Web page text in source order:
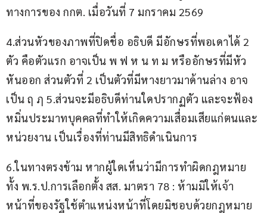
ทางการของ กกต. เมื่อวันที่ 7 มกราคม 2569
4.ส่วนหัวของภาพที่ปิดชื่อ อธิบดี มีอักษรที่พอเดาได้ 2
ตัว คือตัวแรก อาจเป็น พ ฟ ห น ท ม หรืออักษรที่มีหัว
หันออก ส่วนตัวที่ 2 เป็นตัวที่มีหางยาวมาด้านล่าง อาจ
เป็น ฤ ฦ 5.ส่วนจะมีอธิบดีท่านใดปรากฏตัว และจะฟ้อง
หมิ่นประมาทบุคคลที่ทำให้เกิดความเสื่อมเสียแก่ตนและ
หน่วยงาน เป็นเรื่องที่ท่านมีสิทธิดำเนินการ
6.ในทางตรงข้าม หากผู้ใดเห็นว่ามีการทำผิดกฎหมาย
ทั้ง พ.ร.ป.การเลือกตั้ง สส. มาตรา 78 : ห้ามมิให้เจ้า
หน้าที่ของรัฐใช้ตำแหน่งหน้าที่โดยมิชอบด้วยกฎหมาย